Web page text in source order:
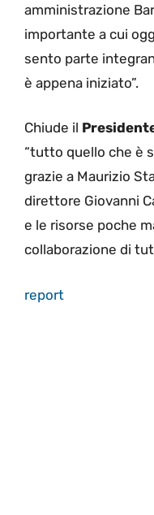
amministrazione
importante a cui
sento parte
è appena iniziato”.
Chiude il
“tutto quello che è
grazie a Maurizio
direttore Giovanni
e le risorse poche
collaborazione di
report